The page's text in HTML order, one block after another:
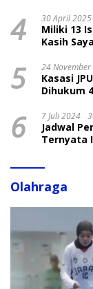
4 30 April 2025
Miliki 13
Kasih
5 24
Kasasi
Dihukum
6 7 Juli 2024
Jadwal
Ternyata
Olahraga